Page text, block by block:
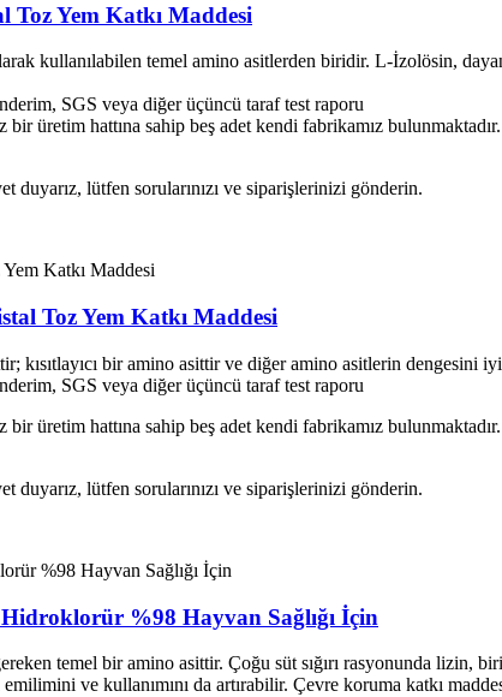
Yem Katkı Maddesi
kullanılabilen temel amino asitlerden biridir. L-İzolösin,
SGS veya diğer üçüncü taraf test raporu
üretim hattına sahip beş adet kendi fabrikamız
duyarız, lütfen sorularınızı ve siparişlerinizi gönderin.
Toz Yem Katkı Maddesi
kısıtlayıcı bir amino asittir ve diğer amino asitlerin dengesini
SGS veya diğer üçüncü taraf test raporu
üretim hattına sahip beş adet kendi fabrikamız
duyarız, lütfen sorularınızı ve siparişlerinizi gönderin.
%98 Hayvan Sağlığı İçin
temel bir amino asittir. Çoğu süt sığırı rasyonunda lizin,
ve kullanımını da artırabilir. Çevre koruma katkı